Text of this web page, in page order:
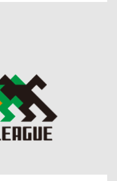
部分をしっかりとしたい」
った。やってやろうという気迫を感